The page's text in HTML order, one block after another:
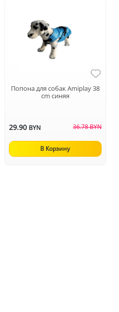
Попона для собак Аmiplay 38
cm синяя
29.90 BYN 36.78 BYN
В Корзину